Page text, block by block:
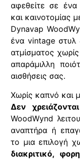
αφεθείτε σε
και καινοτομίας
Dynavap
ένα vintage στυλ
ατμίσματος
απαράμιλλη
αισθήσεις σας.
Χωρίς καπνό και
Δεν
WoodWynd
αναπτήρα ή
το μια επιλογή
διακριτικό,